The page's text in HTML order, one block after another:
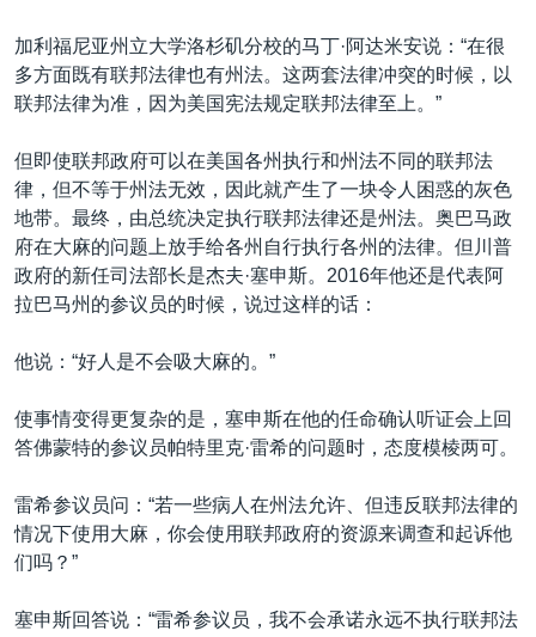
加利福尼亚州立大学洛杉矶分校的马丁·阿达米安说：“在很
多方面既有联邦法律也有州法。这两套法律冲突的时候，以
联邦法律为准，因为美国宪法规定联邦法律至上。”
但即使联邦政府可以在美国各州执行和州法不同的联邦法
律，但不等于州法无效，因此就产生了一块令人困惑的灰色
地带。最终，由总统决定执行联邦法律还是州法。奥巴马政
府在大麻的问题上放手给各州自行执行各州的法律。但川普
政府的新任司法部长是杰夫·塞申斯。2016年他还是代表阿
拉巴马州的参议员的时候，说过这样的话：
他说：“好人是不会吸大麻的。”
使事情变得更复杂的是，塞申斯在他的任命确认听证会上回
答佛蒙特的参议员帕特里克·雷希的问题时，态度模棱两可。
雷希参议员问：“若一些病人在州法允许、但违反联邦法律的
情况下使用大麻，你会使用联邦政府的资源来调查和起诉他
们吗？”
塞申斯回答说：“雷希参议员，我不会承诺永远不执行联邦法